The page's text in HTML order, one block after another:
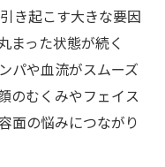
き起こす大きな要因
まった状態が続く
パや血流がスムーズ
のむくみやフェイス
面の悩みにつながり